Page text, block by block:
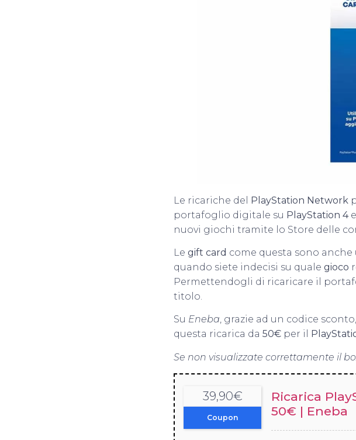
Le ricariche del PlayStation Network
portafoglio digitale su PlayStation 4 e
nuovi giochi tramite lo Store delle
Le gift card come questa sono
quando siete indecisi su quale gioco
Permettendogli di ricaricare il
titolo.
Su Eneba, grazie ad un codice
questa ricarica da 50€ per il
Se non visualizzate correttamente il
39,90€
Coupon
Ricarica
50€ | Eneba